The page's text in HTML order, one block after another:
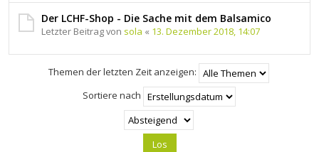
Der LCHF-Shop - Die Sache mit dem Balsamico
Letzter Beitrag von sola « 13. Dezember 2018, 14:07
Themen der letzten Zeit anzeigen:
Sortiere nach